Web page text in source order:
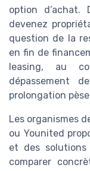
option
devenez
question de la
en fin de
leasing, au
dépassement
prolongation
Les organismes
ou Younited
et des
comparer